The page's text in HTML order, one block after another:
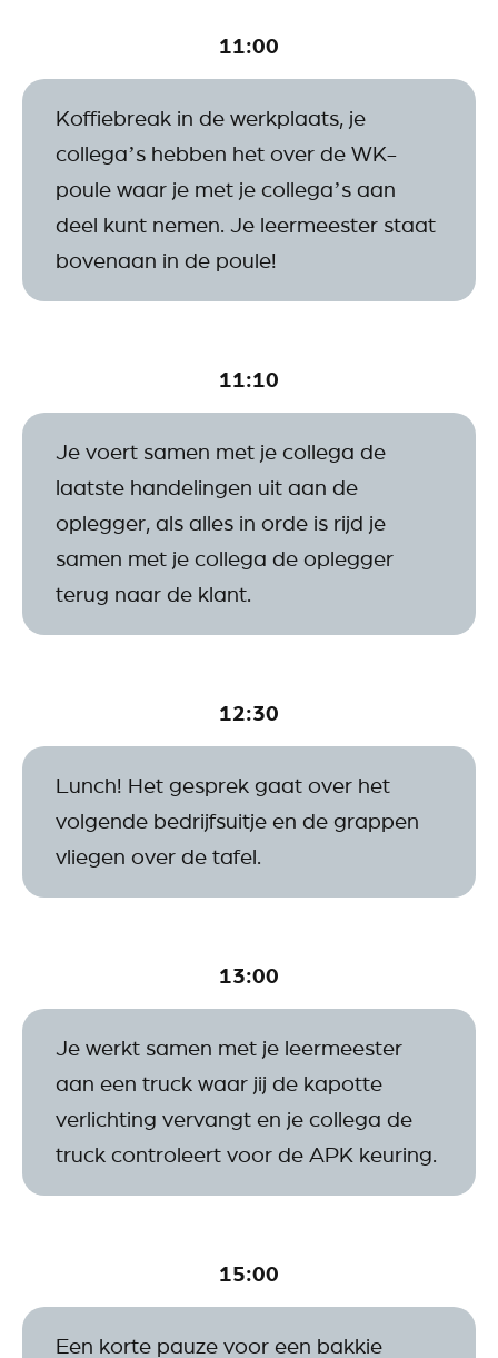
11:00
Koffiebreak in de werkplaats, je
collega’s hebben het over de WK-
poule waar je met je collega’s aan
deel kunt nemen. Je leermeester staat
bovenaan in de poule!
11:10
Je voert samen met je collega de
laatste handelingen uit aan de
oplegger, als alles in orde is rijd je
samen met je collega de oplegger
terug naar de klant.
12:30
Lunch! Het gesprek gaat over het
volgende bedrijfsuitje en de grappen
vliegen over de tafel.
13:00
Je werkt samen met je leermeester
aan een truck waar jij de kapotte
verlichting vervangt en je collega de
truck controleert voor de APK keuring.
15:00
Een korte pauze voor een bakkie